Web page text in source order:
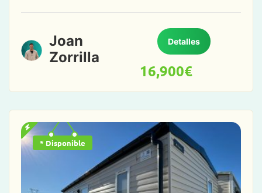
Joan
Zorrilla
Detalles
16,900€
* Disponible